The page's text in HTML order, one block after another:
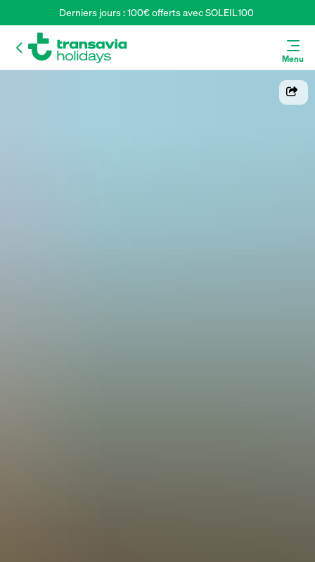
Derniers jours : 100€ offerts avec SOLEIL100
Menu